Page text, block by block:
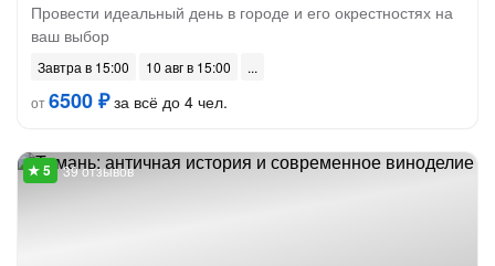
Провести идеальный день в городе и его окрестностях на
ваш выбор
Завтра в 15:00
10 авг в 15:00
от6500 ₽за всё до 4 чел.
39 отзывов